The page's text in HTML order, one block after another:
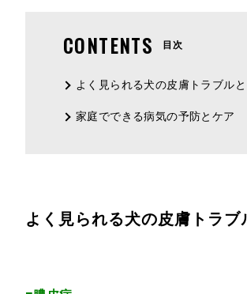
CONTENTS 目次
よく見られる犬の皮膚トラブル
家庭でできる病気の予防とケア
よく見られる犬の皮膚トラブ